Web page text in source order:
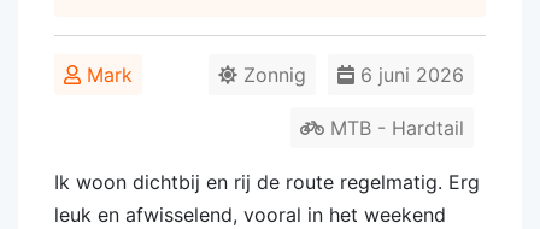
Mark 6 juni 2026
Zonnig
MTB - Hardtail
Ik woon dichtbij en rij de route regelmatig. Erg
leuk en afwisselend, vooral in het weekend